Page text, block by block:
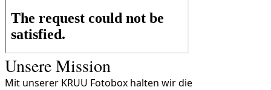
Unsere Mission
Mit unserer KRUU Fotobox halten wir die